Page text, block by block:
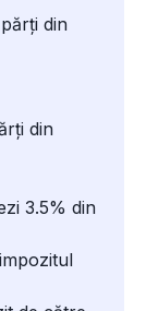
din
din
3.5% din